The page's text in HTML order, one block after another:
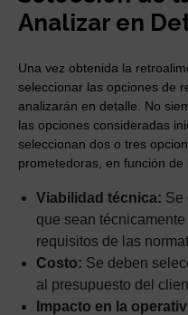
Analizar en
Una vez obtenida la
seleccionar las opciones de
analizarán en detalle. No
las opciones consideradas
seleccionan dos o tres
prometedoras, en función
Viabilidad técnica: Se
que sean
requisitos de las
Costo: Se deben
al presupuesto del
Impacto en la